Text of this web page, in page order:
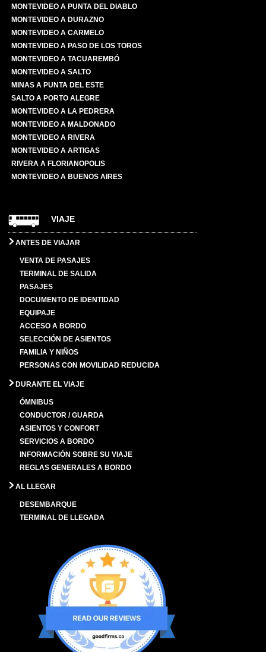
MONTEVIDEO A PUNTA DEL DIABLO
MONTEVIDEO A DURAZNO
MONTEVIDEO A CARMELO
MONTEVIDEO A PASO DE LOS TOROS
MONTEVIDEO A TACUAREMBÓ
MONTEVIDEO A SALTO
MINAS A PUNTA DEL ESTE
SALTO A PORTO ALEGRE
MONTEVIDEO A LA PEDRERA
MONTEVIDEO A MALDONADO
MONTEVIDEO A RIVERA
MONTEVIDEO A ARTIGAS
RIVERA A FLORIANOPOLIS
MONTEVIDEO A BUENOS AIRES
VIAJE
ANTES DE VIAJAR
VENTA DE PASAJES
TERMINAL DE SALIDA
PASAJES
DOCUMENTO DE IDENTIDAD
EQUIPAJE
ACCESO A BORDO
SELECCIÓN DE ASIENTOS
FAMILIA Y NIÑOS
PERSONAS CON MOVILIDAD REDUCIDA
DURANTE EL VIAJE
ÓMNIBUS
CONDUCTOR / GUARDA
ASIENTOS Y CONFORT
SERVICIOS A BORDO
INFORMACIÓN SOBRE SU VIAJE
REGLAS GENERALES A BORDO
AL LLEGAR
DESEMBARQUE
TERMINAL DE LLEGADA